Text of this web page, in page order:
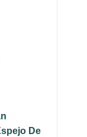
De